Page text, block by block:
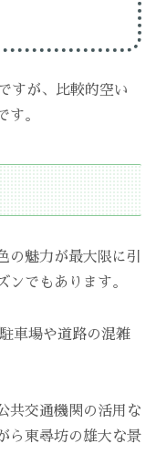
すが、比較的空い
す。
の魅力が最大限に引
ンでもあります。
車場や道路の混雑
共交通機関の活用な
ら東尋坊の雄大な景